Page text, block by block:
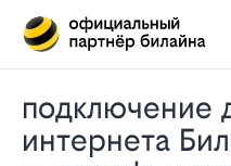
Подключение домашнего
интернета